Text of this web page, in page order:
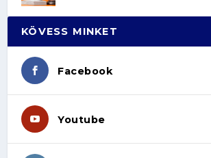
KÖVESS MINKET
Facebook
Youtube